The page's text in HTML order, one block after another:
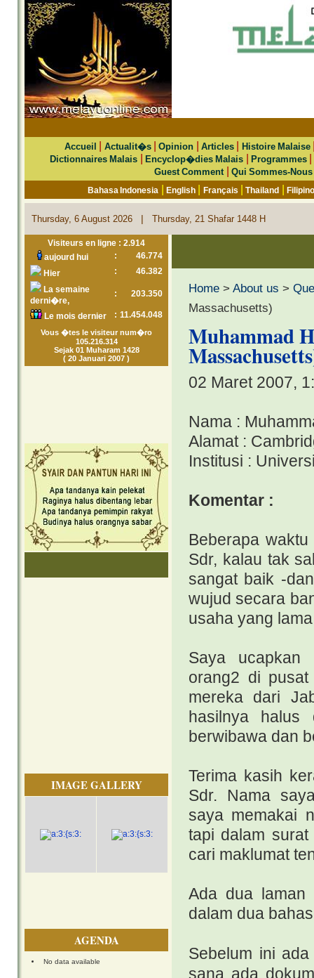
Accueil Actualit�s|Opinion Articles| Histoire Malaise
Dictionnaires Malais |Encyclop�dies Malais |Programmes
Guest Comment Qui Sommes-Nous
Bahasa Indonesia |English Français |Thailand |
Thursday, 6 August 2026 | Thursday, 21 Shafar 1448 H
Visiteurs en ligne : 2.914
aujourd hui
:
46.774
Hier
:
46.382
La semaine
derni�re,
: 203.350
Le mois dernier : 11.454.048
Vous �tes le visiteur num�ro
105.216.314
Sejak 01 Muharam 1428
( 20 Januari 2007 )
IMAGE GALLERY
AGENDA
No data available
Home > About us >
Massachusetts)
Muhammad
02 Maret 2007,
Nama :
Alamat :
Institusi :
Komentar :
Beberapa
Sdr, kalau tak
sangat baik -
wujud secara
usaha yang
Saya ucapkan
orang2 di
mereka dari
hasilnya halus
berwibawa dan
Terima kasih
Sdr. Nama
saya memakai
tapi dalam
cari maklumat
Ada dua laman
dalam dua
Sebelum ini
sana ada